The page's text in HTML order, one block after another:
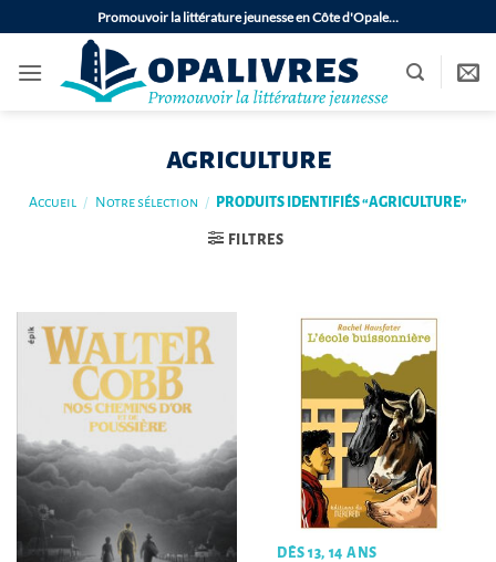
au
contenu
Promouvoir la littérature jeunesse en Côte d'Opale…
agriculture
Accueil / Notre sélection / PRODUITS IDENTIFIÉS “AGRICULTURE”
FILTRES
DÈS 13, 14 ANS